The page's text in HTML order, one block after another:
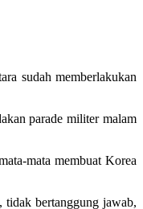
sudah memberlakukan
parade militer malam
mata membuat Korea
tidak bertanggung jawab,